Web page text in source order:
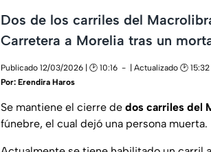
Dos de los carriles del
Carretera a Morelia tras un
Publicado 12/03/2026 | 🕑 10:16
| Actualizado 🕑 15:32
Por: Erendira Haros
Se mantiene el cierre de dos carriles del
fúnebre, el cual dejó una persona muerta.